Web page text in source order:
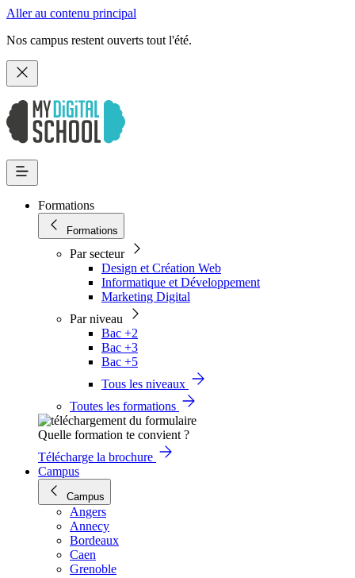
Aller au contenu principal
Nos campus restent ouverts tout l'été.
Formations
Formations
Par secteur
Design et Création Web
Informatique et Développement
Marketing Digital
Par niveau
Bac +2
Bac +3
Bac +5
Tous les niveaux
Toutes les formations
Quelle formation te convient ?
Télécharge la brochure
Campus
Campus
Angers
Annecy
Bordeaux
Caen
Grenoble